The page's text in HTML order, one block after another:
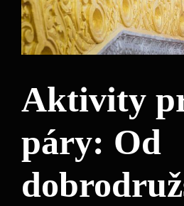
Aktivity
páry: Od